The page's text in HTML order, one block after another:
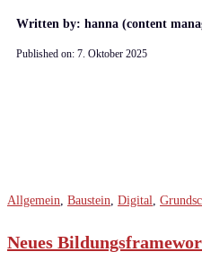
Written by: hanna (content
Published on: 7. Oktober 2025
Allgemein Baustein Digital
Neues